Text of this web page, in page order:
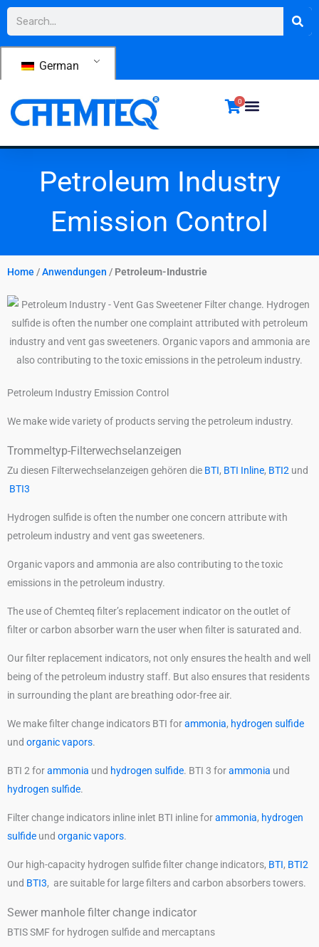
Zum
Inhalt
springen
Suche
German
0
Petroleum Industry
Emission Control
Home /Anwendungen / Petroleum-Industrie
Petroleum Industry Emission Control
We make wide variety of products serving the petroleum industry.
Trommeltyp-Filterwechselanzeigen
Zu diesen Filterwechselanzeigen gehören die BTI, BTI Inline, BTI2 und
BTI3
Hydrogen sulfide is often the number one concern attribute with
petroleum industry and vent gas sweeteners.
Organic vapors and ammonia are also contributing to the toxic
emissions in the petroleum industry.
The use of Chemteq filter’s replacement indicator on the outlet of
filter or carbon absorber warn the user when filter is saturated and.
Our filter replacement indicators, not only ensures the health and well
being of the petroleum industry staff. But also ensures that residents
in surrounding the plant are breathing odor-free air.
We make filter change indicators BTI forammonia, hydrogen sulfide
und organic vapors.
BTI 2 forammonia und hydrogen sulfide. BTI 3 forammonia und
hydrogen sulfide.
Filter change indicators inline inlet BTI inline forammonia, hydrogen
sulfide und organic vapors.
Our high-capacity hydrogen sulfide filter change indicators, BTI, BTI2
und BTI3, are suitable for large filters and carbon absorbers towers.
Sewer manhole filter change indicator
BTIS SMF for hydrogen sulfide and mercaptans